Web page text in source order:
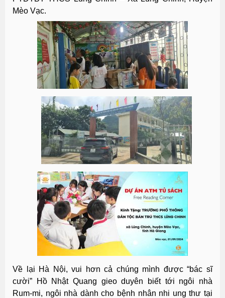
Mèo Vạc.
Về lại Hà Nội, vui hơn cả chúng mình được “bác sĩ
cười” Hồ Nhật Quang gieo duyên biết tới ngôi nhà
Rum-mi, ngôi nhà dành cho bệnh nhân nhi ung thư tại